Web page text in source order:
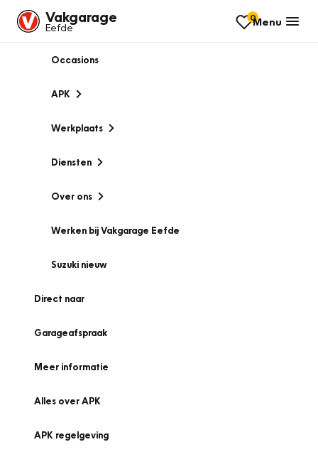
Vakgarage
Eefde
0Menu
Occasions
APK
Werkplaats
Diensten
Over ons
Werken bij Vakgarage Eefde
Suzuki nieuw
Direct naar
Garageafspraak
Meer informatie
Alles over APK
APK regelgeving